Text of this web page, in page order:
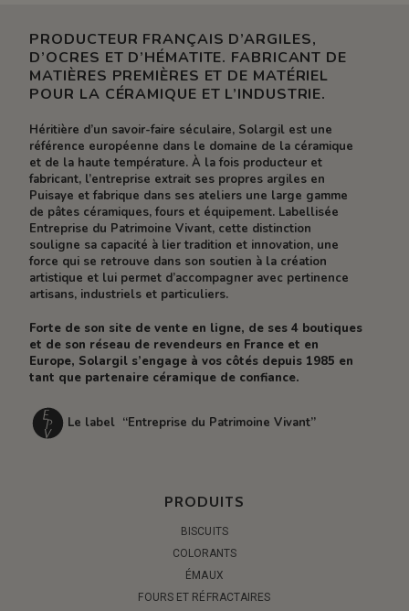
PRODUCTEUR FRANÇAIS D’ARGILES,
D’OCRES ET D’HÉMATITE. FABRICANT DE
MATIÈRES PREMIÈRES ET DE MATÉRIEL
POUR LA CÉRAMIQUE ET L’INDUSTRIE.
Héritière d’un savoir-faire séculaire, Solargil est une
référence européenne dans le domaine de la céramique
et de la haute température. À la fois producteur et
fabricant, l’entreprise extrait ses propres argiles en
Puisaye et fabrique dans ses ateliers une large gamme
de pâtes céramiques, fours et équipement. Labellisée
Entreprise du Patrimoine Vivant, cette distinction
souligne sa capacité à lier tradition et innovation, une
force qui se retrouve dans son soutien à la création
artistique et lui permet d’accompagner avec pertinence
artisans, industriels et particuliers.
Forte de son site de vente en ligne, de ses 4 boutiques
et de son réseau de revendeurs en France et en
Europe, Solargil s’engage à vos côtés depuis 1985 en
tant que partenaire céramique de confiance.
Le label “Entreprise du Patrimoine Vivant”
PRODUITS
BISCUITS
COLORANTS
ÉMAUX
FOURS ET RÉFRACTAIRES